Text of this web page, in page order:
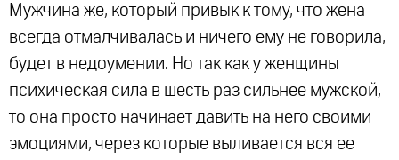
Мужчина же, который привык к тому, что жена
всегда отмалчивалась и ничего ему не говорила,
будет в недоумении. Но так как у женщины
психическая сила в шесть раз сильнее мужской,
то она просто начинает давить на него своими
эмоциями, через которые выливается вся ее